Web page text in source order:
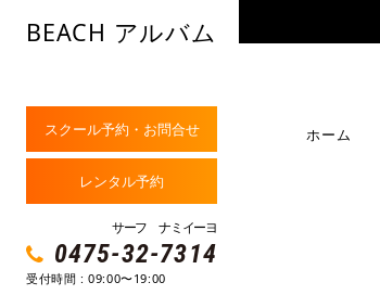
BEACH アルバム
スクール予約・お問合せ
レンタル予約
サーフ ナミイーヨ
0475-32-7314
受付時間 : 09:00〜19:00
ホーム